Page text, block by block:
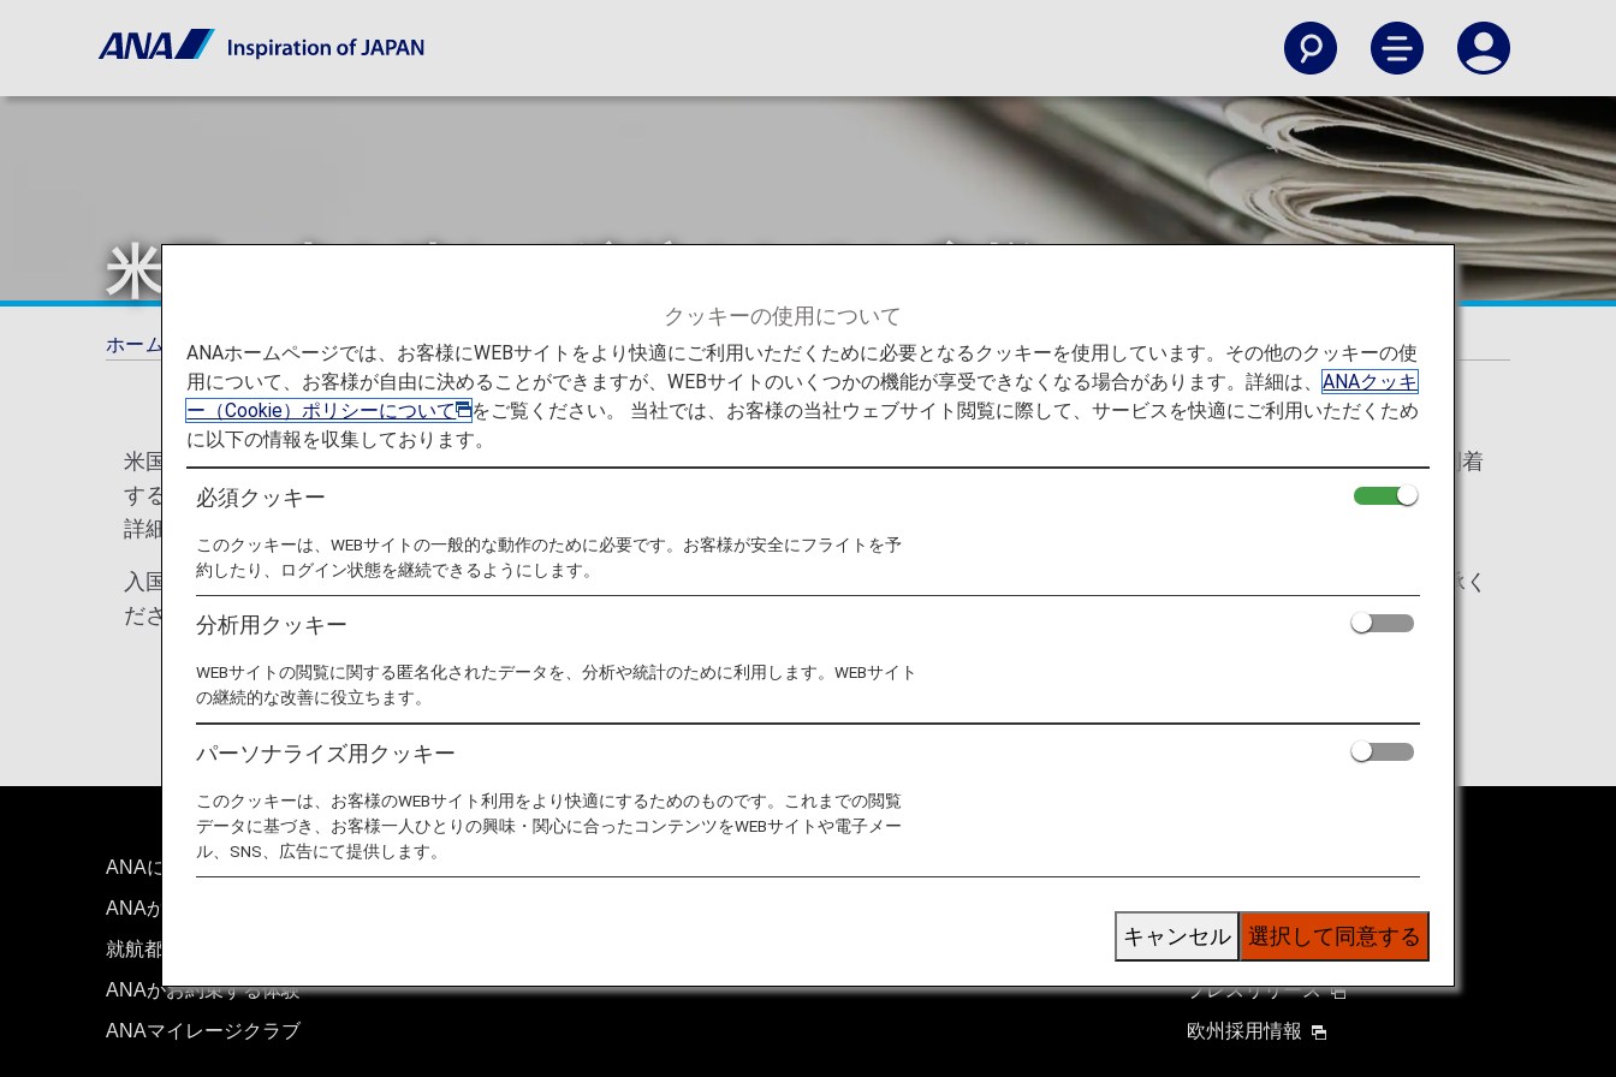
米国へ犬を連れて渡航されるお客様へ
ホーム ご旅行の準備 ペットをお連れのお客様 米国へ犬を連れて渡航されるお客様へ
米国疾病予防管理センター（Centers for Disease Control and Prevention、以下CDC）より、2024年8月1日以降に旅客、貨物便で米国に到着
する全ての犬の入国条件が改定される旨、通達が発行されています。
詳細につきましては、CDCのウェブサイト
入国条件を満たさず到着した犬は入国を拒否され、お客様のご負担にて出発地等にお戻しいただくことになりますので、あらかじめご了承く
ださい。
ANAについて
ANAからのお知らせ
就航都市
ANAがお約束する体験
ANAマイレージクラブ
グループ企業一覧
株主・投資家情報
プレスリリース
欧州採用情報
クッキーの使用について
ANAホームページでは、お客様にWEBサイトをより快適にご利用いただくために必要となるクッキーを使用しています。その他のクッキーの使
用について、お客様が自由に決めることができますが、WEBサイトのいくつかの機能が享受できなくなる場合があります。詳細は、ANAクッキ
ー（Cookie）ポリシーについて
をご覧ください。 当社では、お客様の当社ウェブサイト閲覧に際して、サービスを快適にご利用いただくため
に以下の情報を収集しております。
必須クッキー
このクッキーは、WEBサイトの一般的な動作のために必要です。お客様が安全にフライトを予
約したり、ログイン状態を継続できるようにします。
分析用クッキー
WEBサイトの閲覧に関する匿名化されたデータを、分析や統計のために利用します。WEBサイト
の継続的な改善に役立ちます。
パーソナライズ用クッキー
このクッキーは、お客様のWEBサイト利用をより快適にするためのものです。これまでの閲覧
データに基づき、お客様一人ひとりの興味・関心に合ったコンテンツをWEBサイトや電子メー
ル、SNS、広告にて提供します。
選択して同意する
キャンセル